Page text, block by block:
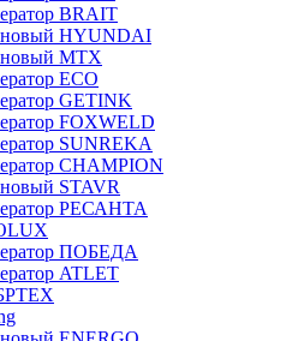
BRAIT
HYUNDAI
MTX
ECO
GETINK
FOXWELD
SUNREKA
CHAMPION
STAVR
РЕСАНТА
ПОБЕДА
ATLET